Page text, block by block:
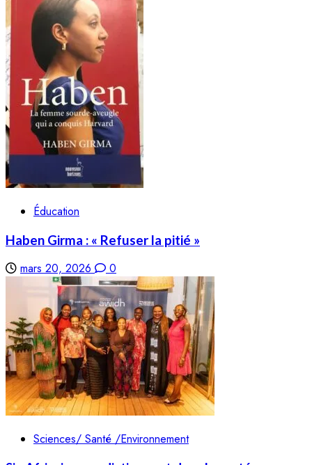
Éducation
Haben Girma : « Refuser la pitié »
mars 20, 2026 0
Sciences/ Santé /Environnement